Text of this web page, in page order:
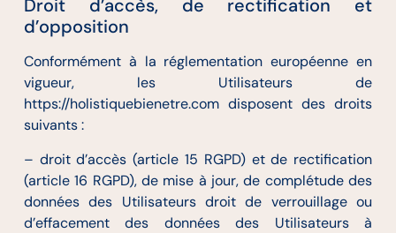
Droit d’accès, de rectification et
d’opposition
Conformément à la réglementation européenne en
vigueur, les Utilisateurs de
https://holistiquebienetre.com disposent des droits
suivants :
– droit d’accès (article 15 RGPD) et de rectification
(article 16 RGPD), de mise à jour, de complétude des
données des Utilisateurs droit de verrouillage ou
d’effacement des données des Utilisateurs à